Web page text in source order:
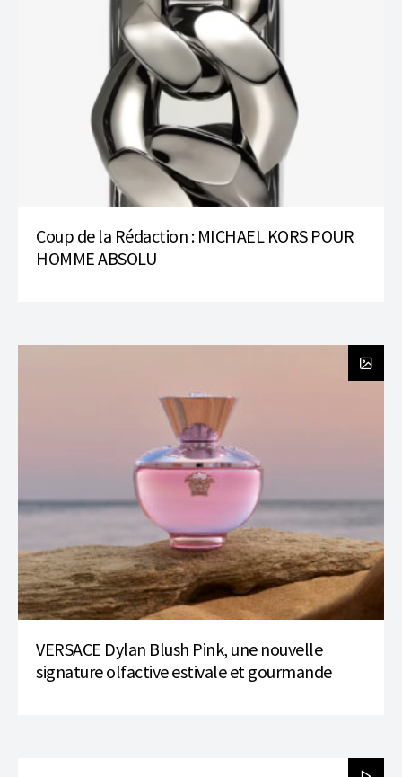
Coup de la Rédaction : MICHAEL KORS POUR
HOMME ABSOLU
VERSACE Dylan Blush Pink, une nouvelle
signature olfactive estivale et gourmande